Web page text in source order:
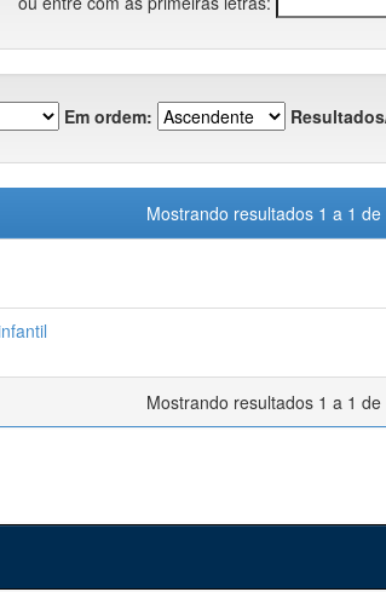
Em ordem:
Mostrando resultados 1 a 1 de
Mostrando resultados 1 a 1 de